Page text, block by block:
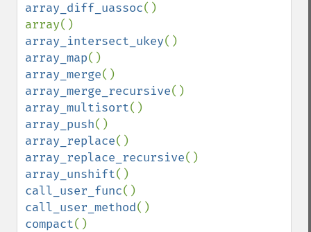
array_diff_uassoc()
array_intersect_ukey
array_map
array_merge
array_merge_recursive
array_multisort
array_push
array_replace
array_replace_recursive
array_unshift
call_user_func
call_user_method
compact